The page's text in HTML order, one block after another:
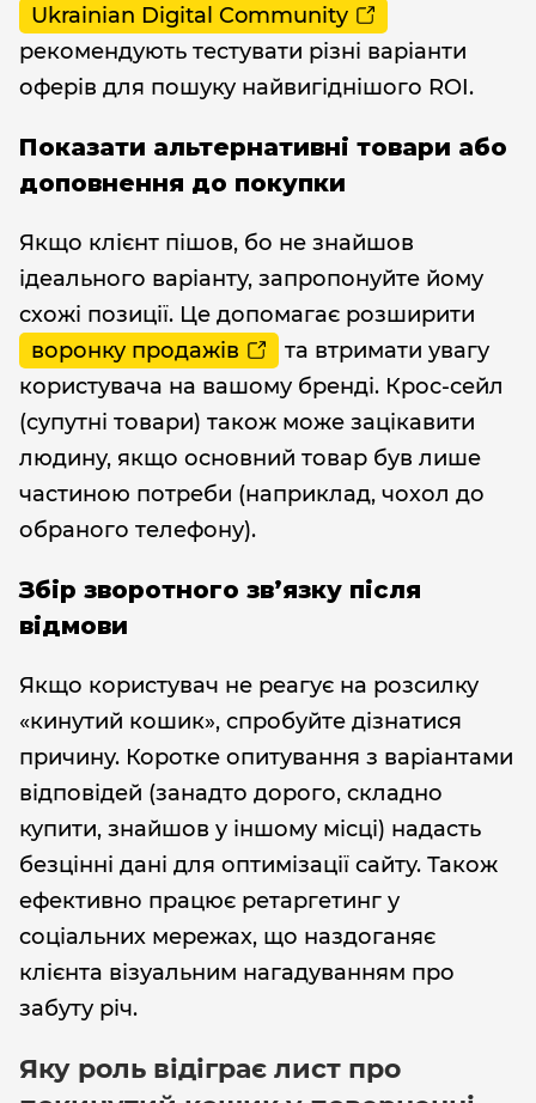
Ukrainian Digital Community
рекомендують тестувати різні варіанти
оферів для пошуку найвигіднішого ROI.
Показати альтернативні товари або
доповнення до покупки
Якщо клієнт пішов, бо не знайшов
ідеального варіанту, запропонуйте йому
схожі позиції. Це допомагає розширити
воронку продажів
та втримати увагу
користувача на вашому бренді. Крос-сейл
(супутні товари) також може зацікавити
людину, якщо основний товар був лише
частиною потреби (наприклад, чохол до
обраного телефону).
Збір зворотного зв’язку після
відмови
Якщо користувач не реагує на розсилку
«кинутий кошик», спробуйте дізнатися
причину. Коротке опитування з варіантами
відповідей (занадто дорого, складно
купити, знайшов у іншому місці) надасть
безцінні дані для оптимізації сайту. Також
ефективно працює ретаргетинг у
соціальних мережах, що наздоганяє
клієнта візуальним нагадуванням про
забуту річ.
Яку роль відіграє лист про